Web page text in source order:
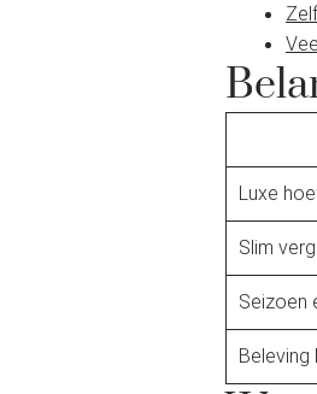
Luxe
Slim
Seizoen
Beleving